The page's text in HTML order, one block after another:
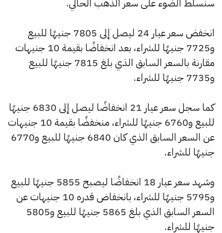
انخفض سعر عيار 24 ليصل إلى 7805 جنيهًا للبيع
و7725 جنيهًا للشراء، بعد انخفاضًا بقيمة 10 جنيهات
مقارنة بالسعر السابق الذي بلغ 7815 جنيهًا للبيع
و7735 جنيهًا للشراء.
كما سجل سعر عيار 21 انخفاضًا ليصل إلى 6830 جنيهًا
للبيع و6760 جنيهًا للشراء، منخفضًا بقيمة 10 جنيهات
عن السعر السابق الذي كان 6840 جنيهًا للبيع و6770
جنيهًا للشراء.
وشهد سعر عيار 18 انخفاضًا ليصبح 5855 جنيهًا للبيع
و5795 جنيهًا للشراء، بانخفاض قدره 10 جنيهات عن
السعر السابق الذي بلغ 5865 جنيهًا للبيع و5805
جنيهًا للشراء.